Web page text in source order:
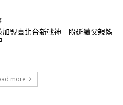
加盟臺北台新戰神 盼延續父親籃
more